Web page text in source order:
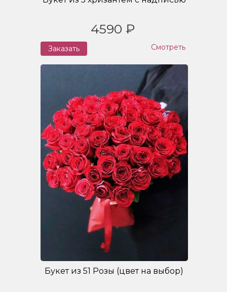
4590 ₽
Заказать Смотреть
Букет из 51 Розы (цвет на выбор)